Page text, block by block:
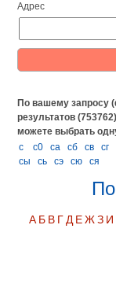
Адрес
По вашему запросу
результатов
можете выбрать
с
с0 са сб св сг
сы
сь сэ сю ся
А Б В Г Д Е Ж З И